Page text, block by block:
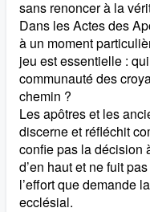
sans renoncer à la
Dans les Actes des
à un moment
jeu est essentielle :
communauté des
chemin ?
Les apôtres et les
discerne et réfléchit
confie pas la décision
d’en haut et ne fuit
l’effort que demande
ecclésial.